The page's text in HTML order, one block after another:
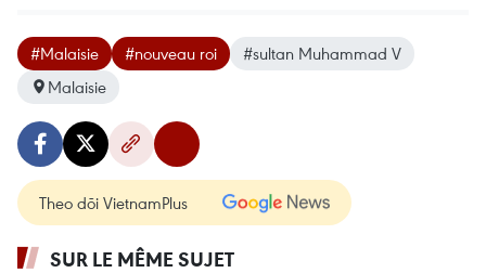
#Malaisie #nouveau roi
#sultan Muhammad V
Malaisie
Theo dõi VietnamPlus
SUR LE MÊME SUJET